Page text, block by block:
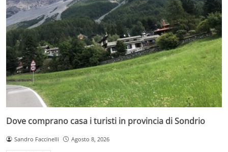
Dove comprano casa i turisti in provincia di Sondrio
Sandro Faccinelli Agosto 8, 2026